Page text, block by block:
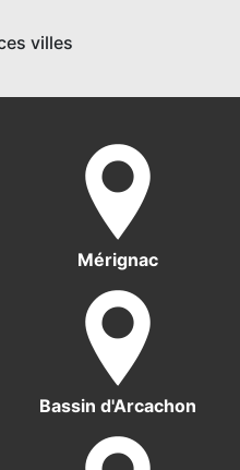
villes
Mérignac
Bassin d'Arcachon